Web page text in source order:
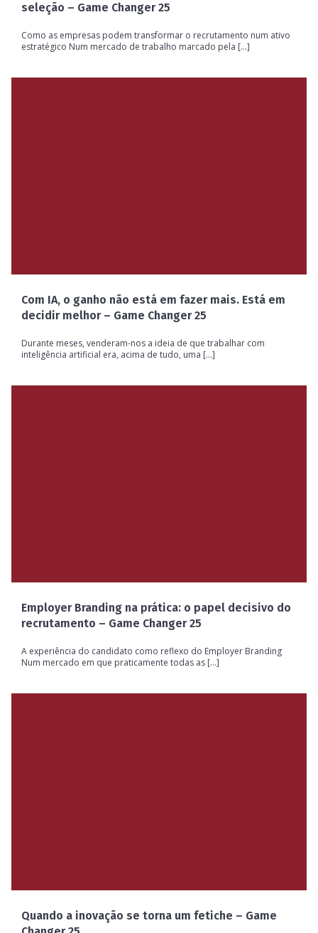
seleção – Game Changer 25
Como as empresas podem transformar o recrutamento num ativo
estratégico Num mercado de trabalho marcado pela [...]
Com IA, o ganho não está em fazer mais. Está em
decidir melhor – Game Changer 25
Durante meses, venderam-nos a ideia de que trabalhar com
inteligência artificial era, acima de tudo, uma [...]
Employer Branding na prática: o papel decisivo do
recrutamento – Game Changer 25
A experiência do candidato como reflexo do Employer Branding
Num mercado em que praticamente todas as [...]
Quando a inovação se torna um fetiche – Game